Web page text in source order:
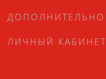
ДОПОЛНИТЕЛЬНО
ЛИЧНЫЙ КАБИНЕТ